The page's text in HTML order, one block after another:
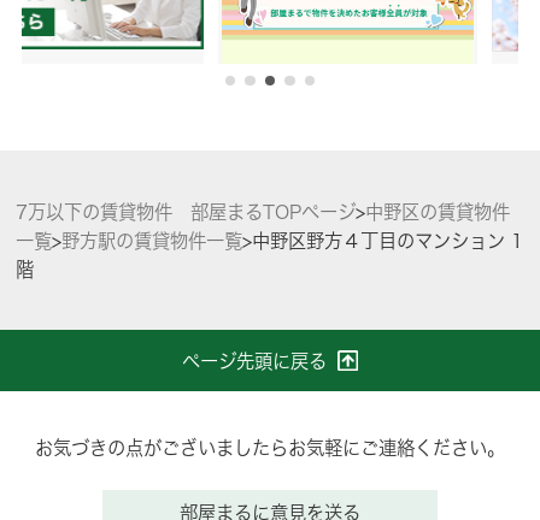
7万以下の賃貸物件 部屋まるTOPページ>中野区の賃貸物件
一覧>野方駅の賃貸物件一覧>中野区野方４丁目のマンション 1
階
ページ先頭に戻る
お気づきの点がございましたらお気軽にご連絡ください。
部屋まるに意見を送る